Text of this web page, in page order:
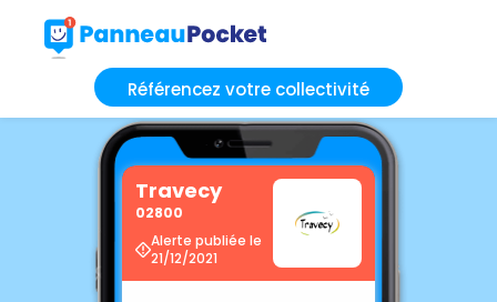
Référencez votre collectivité
Travecy
02800
Alerte publiée le
21/12/2021